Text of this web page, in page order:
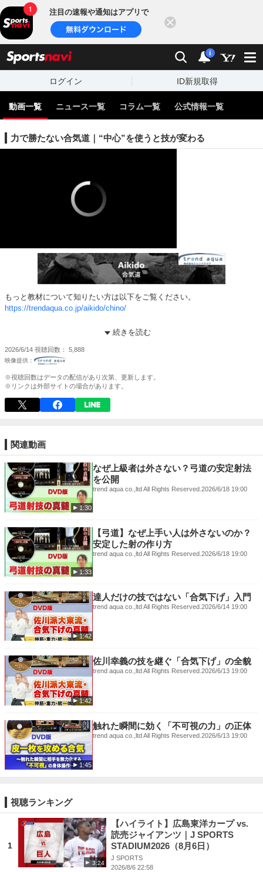
注目の速報や通知はアプリで
検索 通知
i
ログイン ID新規取得
動画一覧 ニュース一覧 コラム一覧 公式情報一覧
力で勝たない合気道｜“中心”を使うと技が変わる
もっと教材について知りたい方は以下をご覧ください。
https://trendaqua.co.jp/aikido/chino/
その他、教材については以下をご覧ください
「相手を崩そうとすると自分の姿勢が崩れてしまう」「力で押したり引い
たりしてしまい、相手との力比べになってしまう」「師範の動きを真似し
ても同じように技がかからない」――。このような悩みは、合気道を学ぶ
多くの方が必ず直面する壁です。
手を崩そうとするのではなく、自らの姿勢と呼吸を整えることで相手が自
然に崩れるという、合気道本来の考え方を理論と実践の両面から学ぶこと
ができます。
教材では、正しい構えによる中心力の構築、筋力ではなく骨格構造で身体
を支える方法、手足腰を一致させる身体操作などを段階的に解説。さら
に、相対確認稽古によって技の再現性を客観的に検証しながら、本物の中
経験者まで、それぞれのレベルに応じて実践できる内容となっており、
日々の稽古にすぐ取り入れることができます。
また、本教材の魅力は単なる技術解説に留まりません。相手を制するため
ではなく、自分自身を整え磨き上げるという合気道本来の精神と身体操作
くりや姿勢づくりの考え方は、合気道のみならず様々な武道や日常生活に
も活かせる内容です。理論的かつ実践的に合気道の本質を学びたい方に最
適な教材です。
続きを読む
2026/6/14 視聴回数 5,888
※視聴回数はデータの配信があり次第、更新します。
※リンクは外部サイトの場合があります。
関連動画
1:30
なぜ上級者は外さない？弓道の安定射法
を公開
trend aqua co.,ltd All Rights Reserved. 2026/6/18 19:00
1:33
【弓道】なぜ上手い人は外さないのか？
安定した射の作り方
trend aqua co.,ltd All Rights Reserved. 2026/6/18 19:00
1:42
達人だけの技ではない「合気下げ」入門
trend aqua co.,ltd All Rights Reserved. 2026/6/14 19:00
1:42
佐川幸義の技を継ぐ「合気下げ」の全貌
trend aqua co.,ltd All Rights Reserved.2026/6/13 19:00
1:45
触れた瞬間に効く「不可視の力」の正体
trend aqua co.,ltd All Rights Reserved. 2026/6/13 19:00
視聴ランキング
1
3:24
【ハイライト】広島東洋カープ vs.
読売ジャイアンツ｜J SPORTS
STADIUM2026（8月6日）
J SPORTS
2026/8/6 22:58